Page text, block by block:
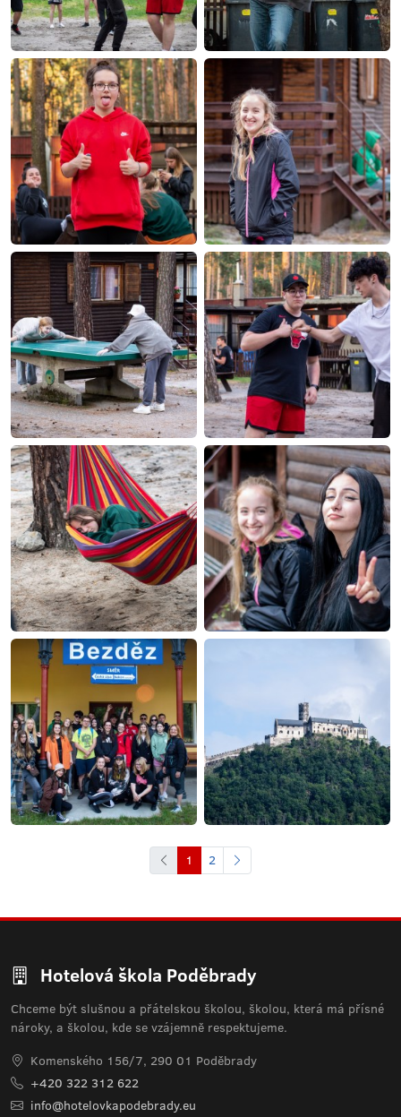
1 2
Hotelová škola Poděbrady
Chceme být slušnou a přátelskou školou, školou, která má přísné
nároky, a školou, kde se vzájemně respektujeme.
Komenského 156/7, 290 01 Poděbrady
+420 322 312 622
info@hotelovkapodebrady.eu